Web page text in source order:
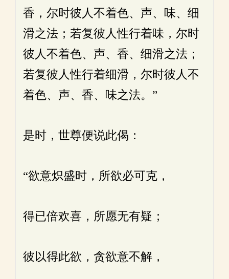
香，尔时彼人不着色、声、味、细
滑之法；若复彼人性行着味，尔时
彼人不着色、声、香、细滑之法；
若复彼人性行着细滑，尔时彼人不
着色、声、香、味之法。”
是时，世尊便说此偈：
“欲意炽盛时，所欲必可克，
得已倍欢喜，所愿无有疑；
彼以得此欲，贪欲意不解，